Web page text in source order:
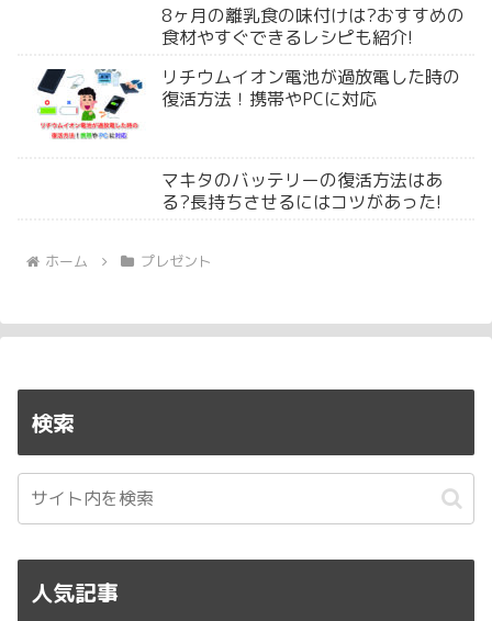
8ヶ月の離乳食の味付けは?おすすめの
食材やすぐできるレシピも紹介!
リチウムイオン電池が過放電した時の
復活方法！携帯やPCに対応
マキタのバッテリーの復活方法はあ
る?長持ちさせるにはコツがあった!
ホーム プレゼント
検索
人気記事